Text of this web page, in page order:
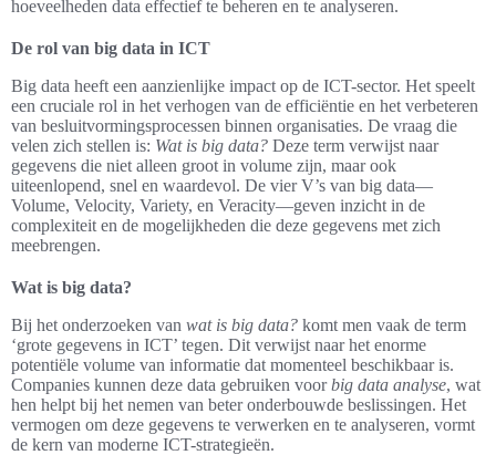
hoeveelheden data effectief te beheren en te analyseren.
De rol van big data in ICT
Big data heeft een aanzienlijke impact op de ICT-sector. Het speelt
een cruciale rol in het verhogen van de efficiëntie en het verbeteren
van besluitvormingsprocessen binnen organisaties. De vraag die
velen zich stellen is: Wat is big data? Deze term verwijst naar
gegevens die niet alleen groot in volume zijn, maar ook
uiteenlopend, snel en waardevol. De vier V’s van big data—
Volume, Velocity, Variety, en Veracity—geven inzicht in de
complexiteit en de mogelijkheden die deze gegevens met zich
meebrengen.
Wat is big data?
Bij het onderzoeken van wat is big data? komt men vaak de term
‘grote gegevens in ICT’ tegen. Dit verwijst naar het enorme
potentiële volume van informatie dat momenteel beschikbaar is.
Companies kunnen deze data gebruiken voorbig data analyse, wat
hen helpt bij het nemen van beter onderbouwde beslissingen. Het
vermogen om deze gegevens te verwerken en te analyseren, vormt
de kern van moderne ICT-strategieën.